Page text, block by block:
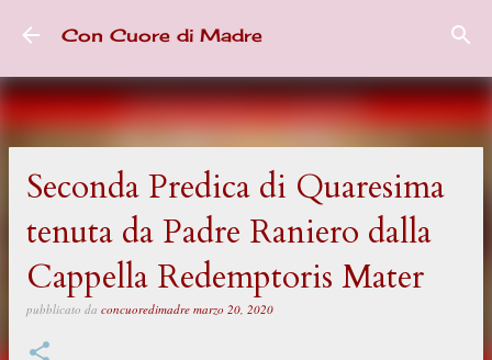
Passa ai contenuti principali
Con Cuore di Madre
Seconda Predica di Quaresima
tenuta da Padre Raniero dalla
Cappella Redemptoris Mater
pubblicato da concuoredimadre marzo 20, 2020